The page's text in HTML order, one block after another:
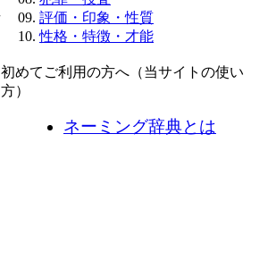
評価・印象・性質
性格・特徴・才能
初めてご利用の方へ（当サイトの使い
方）
ネーミング辞典とは